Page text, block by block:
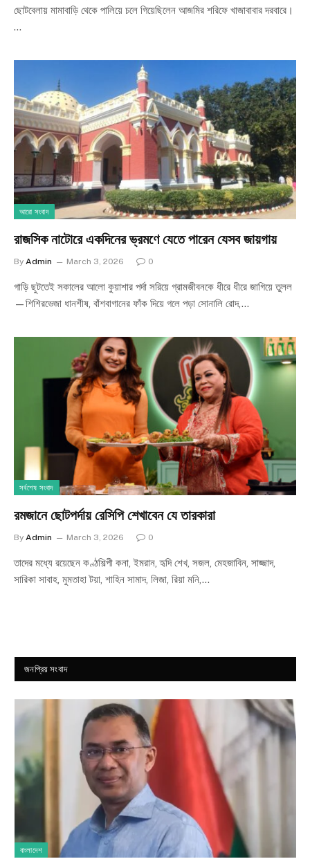
ছোটবেলায় মামাবাড়ি থেকে পালিয়ে চলে গিয়েছিলেন আজমির শরিফে খাজাবাবার দরবারে।
…
আরো সংবাদ
রাজসিক নাটোরে একদিনের ভ্রমণে যেতে পারেন যেসব জায়গায়
By Admin March 3, 2026 0
গাড়ি ছুটতেই সকালের আলো কুয়াশার পর্দা সরিয়ে গ্রামজীবনকে ধীরে ধীরে জাগিয়ে তুলল
—শিশিরভেজা ধানশীষ, বাঁশবাগানের ফাঁক দিয়ে গলে পড়া সোনালি রোদ,…
সর্বশেষ সংবাদ
রমজানে ছোটপর্দায় রেসিপি শেখাবেন যে তারকারা
By Admin March 3, 2026 0
তাদের মধ্যে রয়েছেন কণ্ঠশিল্পী কনা, ইমরান, হৃদি শেখ, সজল, মেহজাবিন, সাজ্জাদ,
সারিকা সাবাহ, মুমতাহা টয়া, শাহিন সামাদ, লিজা, রিয়া মনি,…
জনপ্রিয় সংবাদ
বাংলাদেশ